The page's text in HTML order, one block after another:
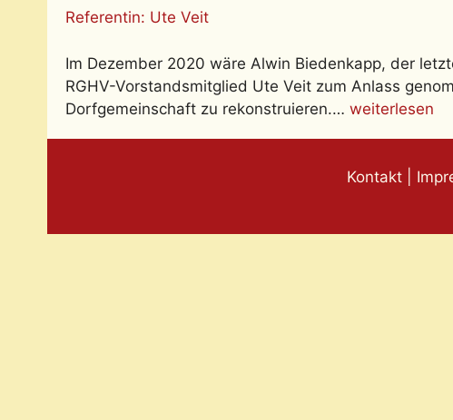
Referentin: Ute Veit
Im Dezember 2020 wäre Alwin Biedenkapp, der
RGHV-Vorstandsmitglied Ute Veit zum Anlass
Dorfgemeinschaft zu rekonstruieren.… weiterlesen
Kontakt